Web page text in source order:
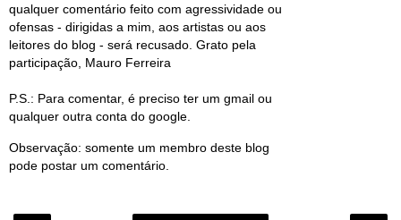
qualquer comentário feito com agressividade ou
ofensas - dirigidas a mim, aos artistas ou aos
leitores do blog - será recusado. Grato pela
participação, Mauro Ferreira
P.S.: Para comentar, é preciso ter um gmail ou
qualquer outra conta do google.
Observação: somente um membro deste blog
pode postar um comentário.